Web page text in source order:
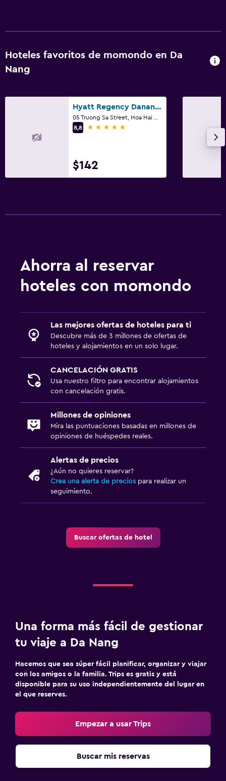
Hoteles favoritos de momondo en Da
Nang
Hyatt Regency Danang Resort and Spa
8,8
5 estrellas
$142
Ahorra al reservar
hoteles con momondo
Las mejores ofertas de hoteles para ti
Descubre más de 3 millones de ofertas de
hoteles y alojamientos en un solo lugar.
CANCELACIÓN GRATIS
Usa nuestro filtro para encontrar alojamientos
con cancelación gratis.
Millones de opiniones
Mira las puntuaciones basadas en millones de
opiniones de huéspedes reales.
Alertas de precios
¿Aún no quieres reservar?
Crea una alerta de precios para realizar un
seguimiento.
Buscar ofertas de hotel
Una forma más fácil de gestionar
tu viaje a Da Nang
Hacemos que sea súper fácil planificar, organizar y viajar
con los amigos o la familia. Trips es gratis y está
disponible para su uso independientemente del lugar en
el que reserves.
Empezar a usar Trips
Buscar mis reservas